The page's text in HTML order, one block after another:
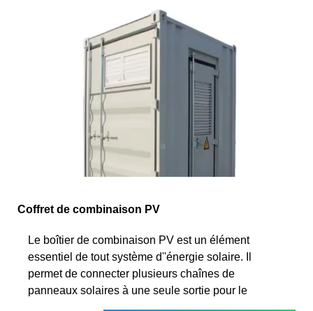
Coffret de combinaison PV
Le boîtier de combinaison PV est un élément
essentiel de tout système d''énergie solaire. Il
permet de connecter plusieurs chaînes de
panneaux solaires à une seule sortie pour le